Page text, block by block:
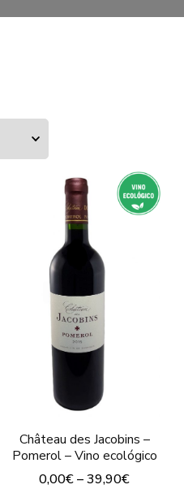
Château des Jacobins –
Pomerol – Vino ecológico
0,00€–39,90€